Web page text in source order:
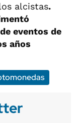
alcistas.
eventos de
años